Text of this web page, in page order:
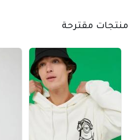
منتجات مقترحة